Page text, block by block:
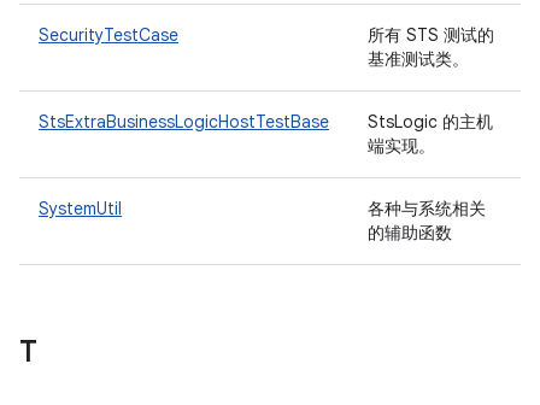
SecurityTestCase
所有 STS 测试的
基准测试类。
StsExtraBusinessLogicHostTestBase
StsLogic 的主机
端实现。
SystemUtil
各种与系统相关
的辅助函数
T